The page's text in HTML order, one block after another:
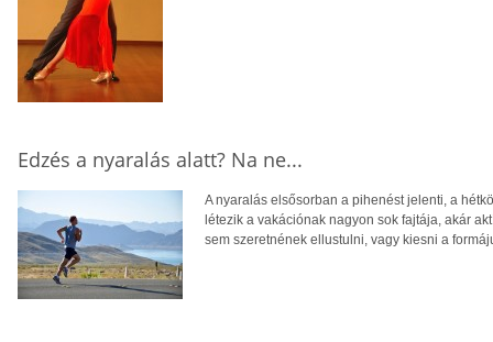
Edzés a nyaralás alatt? Na ne...
A nyaralás elsősorban a pihenést jelenti, a
létezik a vakációnak nagyon sok fajtája, akár
sem szeretnének ellustulni, vagy kiesni a